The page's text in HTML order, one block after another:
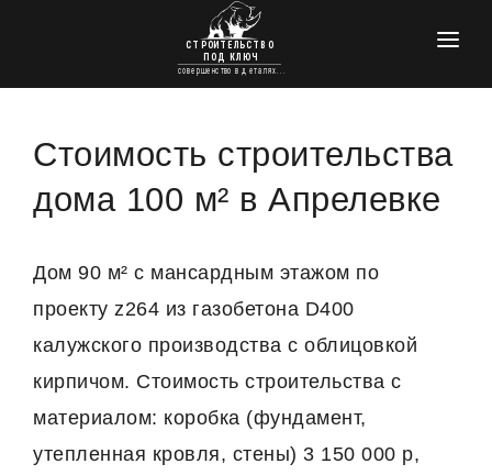
ГЛАВНАЯ
ПРОЕКТЫ ДОМОВ
ФУНДАМЕНТЫ
ОТДЕЛКА И РЕМОНТ
КОНТАКТЫ
Стоимость строительства
дома 100 м² в Апрелевке
Дом 90 м² с мансардным этажом по
проекту z264 из газобетона D400
калужского производства с облицовкой
кирпичом. Стоимость строительства с
материалом: коробка (фундамент,
утепленная кровля, стены) 3 150 000 р,